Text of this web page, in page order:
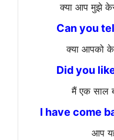
क्या आप मुझे
Can you
क्या आपको
Did you
मैं एक साल
I have come
आप